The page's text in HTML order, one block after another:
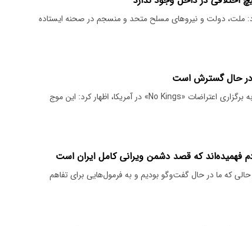
ملت، دولت و نیروهای مسلح متحد و منسجم در صحنه ایستاده
در حال گسترش است
رئیس شورای اطلاع رسانی دولت با اشاره به برگزاری اعتراضات «No Kings» در آمریکا، اظهار کرد: این موج
فهمیده‌اند که قصد دشمن ویرانی کامل ایران است
که ما در حال گفت‌وگو بودیم و به فرمول‌هایی برای تفاهم